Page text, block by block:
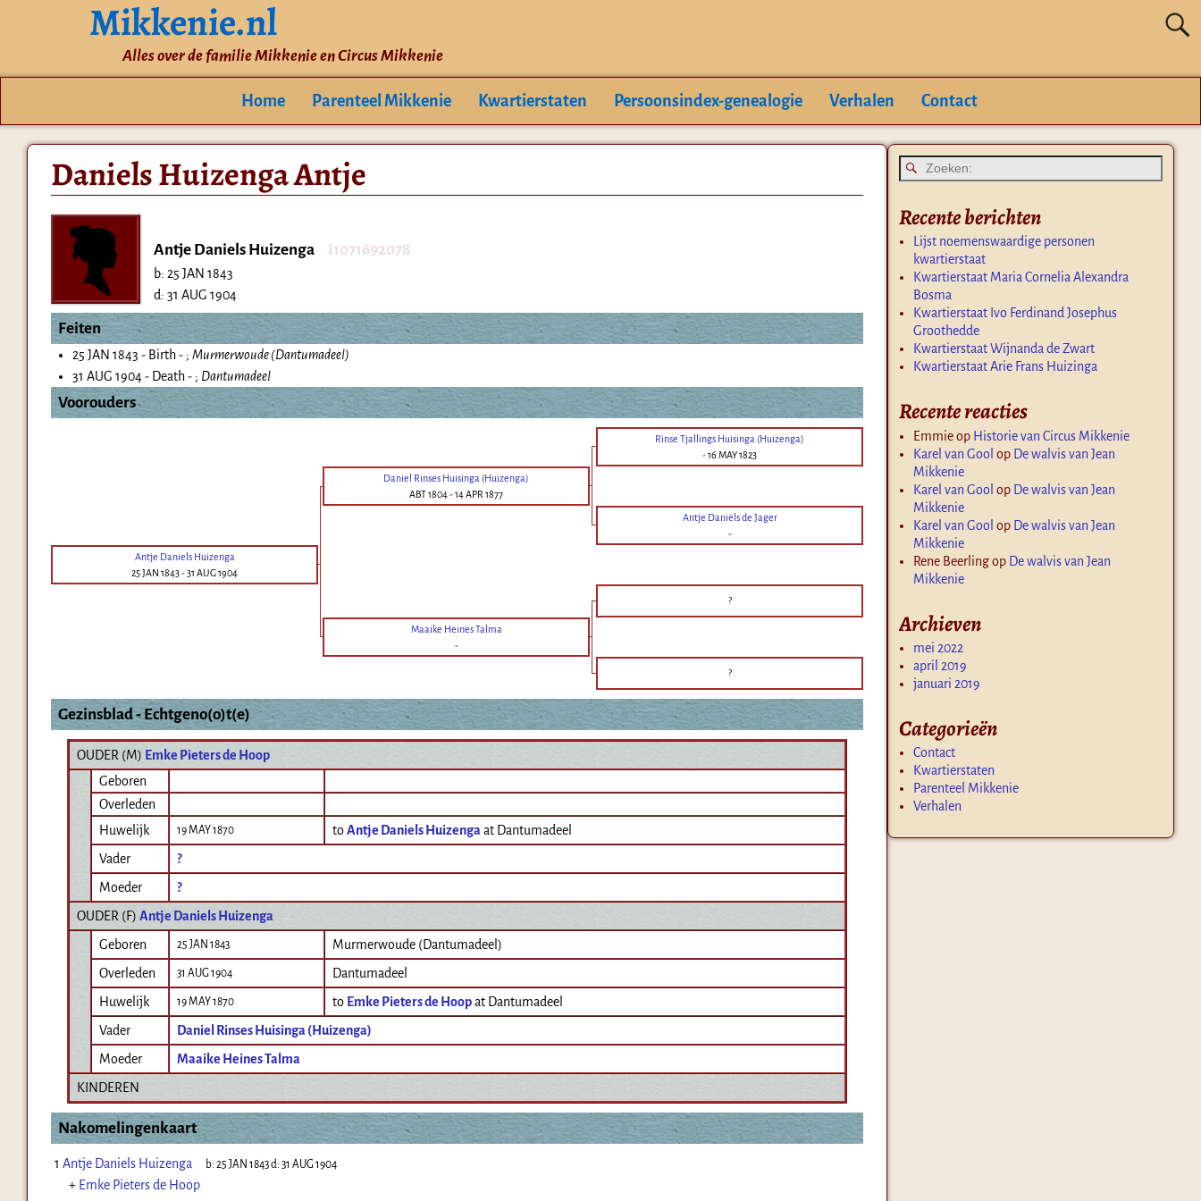
Mikkenie.nl
Alles over de familie Mikkenie en Circus Mikkenie
Home Parenteel Mikkenie Kwartierstaten Persoonsindex-genealogie Verhalen Contact
Daniels Huizenga Antje
Antje Daniels Huizenga I1071692078
b: 25 JAN 1843
d: 31 AUG 1904
Feiten
25 JAN 1843 - Birth - ; Murmerwoude (Dantumadeel)
31 AUG 1904 - Death - ; Dantumadeel
Voorouders
Rinse Tjallings Huisinga (Huizenga)
-16 MAY 1823
Daniel Rinses Huisinga (Huizenga)
ABT 1804-14 APR 1877
Antje Daniëls de Jager
-
Antje Daniels Huizenga
25 JAN 1843-31 AUG 1904
?
Maaike Heines Talma
-
?
Gezinsblad - Echtgeno(o)t(e)
OUDER (M) Emke Pieters de Hoop
Geboren
Overleden
Huwelijk
19 MAY 1870 toAntje Daniels Huizengaat Dantumadeel
Vader
?
Moeder
?
OUDER (F) Antje Daniels Huizenga
Geboren
25 JAN 1843
Murmerwoude (Dantumadeel)
Overleden
31 AUG 1904
Dantumadeel
Huwelijk
19 MAY 1870 to Emke Pieters de Hoopat Dantumadeel
Vader
Daniel Rinses Huisinga (Huizenga)
Moeder
Maaike Heines Talma
KINDEREN
Nakomelingenkaart
1 Antje Daniels Huizenga b: 25 JAN 1843d: 31 AUG 1904
+ Emke Pieters de Hoop
Recente berichten
Lijst noemenswaardige personen
kwartierstaat
Kwartierstaat Maria Cornelia Alexandra
Bosma
Kwartierstaat Ivo Ferdinand Josephus
Groothedde
Kwartierstaat Wijnanda de Zwart
Kwartierstaat Arie Frans Huizinga
Recente reacties
Emmieop Historie van Circus Mikkenie
Karel van Gool op De walvis van Jean
Mikkenie
Karel van Gool op De walvis van Jean
Mikkenie
Karel van Gool op De walvis van Jean
Mikkenie
Rene Beerlingop De walvis van Jean
Mikkenie
Archieven
mei 2022
april 2019
januari 2019
Categorieën
Contact
Kwartierstaten
Parenteel Mikkenie
Verhalen